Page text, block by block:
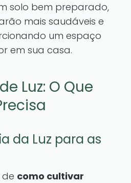
solo bem preparado,
mais saudáveis e
um espaço
em sua casa.
Luz: O Que
da Luz para as
como cultivar